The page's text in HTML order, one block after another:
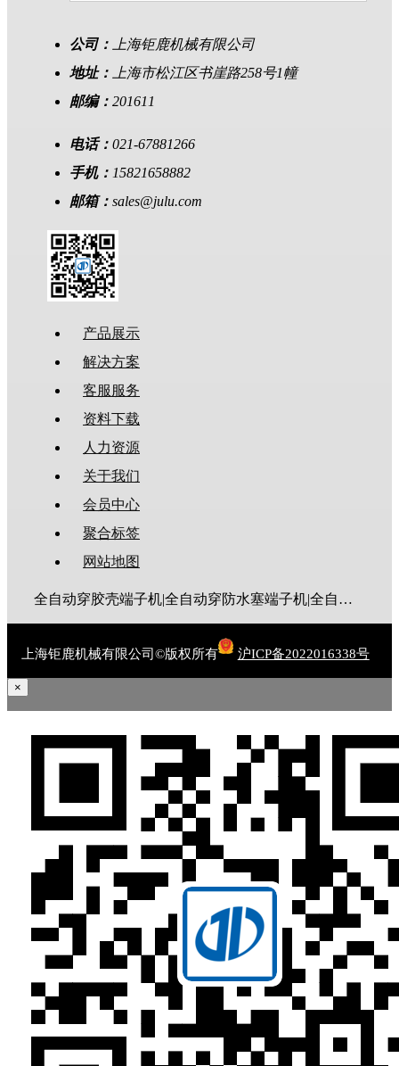
公司：
上海钜鹿机械有限公司
地址：
上海市松江区书崖路258号1幢
邮编： 201611
电话： 021-67881266
手机： 15821658882
邮箱： sales@julu.com
产品展示
解决方案
客服服务
资料下载
人力资源
关于我们
会员中心
聚合标签
网站地图
全自动穿胶壳端子机|全自动穿防水塞端子机|全自动穿热缩管端子机|全自动穿护套端子机|全自动穿号码管端子机|全自动端子机|全自动穿防水栓端子机|端子压着机|端子压接机|静音端子机|多芯线端子机|护套线端子机|全自动排线端子机|新能源大平方压接机|电脑剥线机|自动剥线机|裁线机|剥线机
上海钜鹿机械有限公司©版权所有 沪ICP备2022016338号
×